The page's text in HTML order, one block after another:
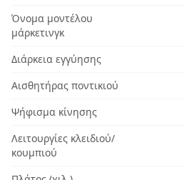
Όνομα μοντέλου
μάρκετινγκ
Διάρκεια εγγύησης
Αισθητήρας ποντικιού
Ψήφισμα κίνησης
Λειτουργίες κλειδιού/
κουμπιού